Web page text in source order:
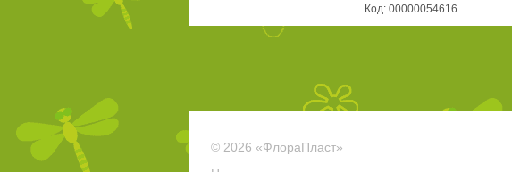
Код: 00000054616
© 2026 «ФлораПласт»